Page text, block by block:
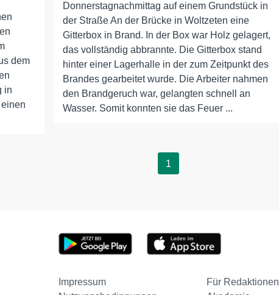
dem
in
Donnerstagnachmittag auf einem Grundstück in
der Straße An der Brücke in Woltzeten eine
Gitterbox in Brand. In der Box war Holz gelagert,
das vollständig abbrannte. Die Gitterbox stand
hinter einer Lagerhalle in der zum Zeitpunkt des
Brandes gearbeitet wurde. Die Arbeiter nahmen
den Brandgeruch war, gelangten schnell an
Wasser. Somit konnten sie das Feuer ...
1
Impressum Für Redaktionen